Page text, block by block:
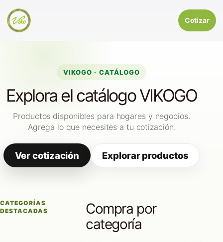
Cotizar
VIKOGO · CATÁLOGO
Explora el catálogo VIKOGO
Productos disponibles para hogares y negocios.
Agrega lo que necesites a tu cotización.
Ver cotización Explorar productos
CATEGORÍAS
DESTACADAS
Compra por
categoría